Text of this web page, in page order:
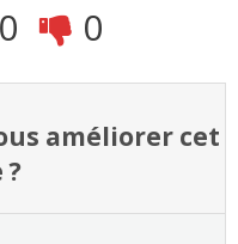
0 0
améliorer cet